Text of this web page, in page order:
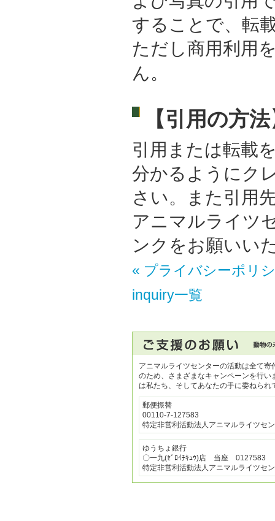
することで、転
ただし商用利用
ん。
【引用の方
引用または転載
分かるようにク
さい。また引用
アニマルライツ
ンクをお願いい
« プライバシーポリ
inquiry一覧
アニマルライツセンターの活動は全て
のため、さまざまなキャンペーンを行
は私たち、そしてあなたの手に委ねられ
郵便振替
00110-7-127583
特定非営利活動法人アニマルライツセ
ゆうちょ銀行
〇一九(ｾﾞﾛｲﾁｷｭｳ)店 当座 0127583
特定非営利活動法人アニマルライツセ